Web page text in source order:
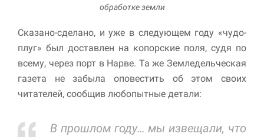
обработке земли
Сказано-сделано, и уже в следующем году «чудо-
плуг» был доставлен на копорские поля, судя по
всему, через порт в Нарве. Та же Земледельческая
газета не забыла оповестить об этом своих
читателей, сообщив любопытные детали:
В прошлом году… мы извещали, что